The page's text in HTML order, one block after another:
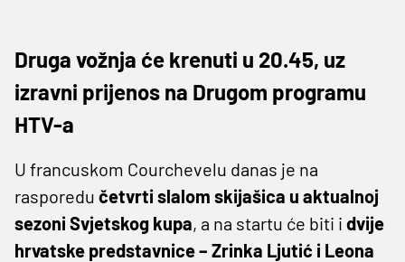
Druga vožnja će krenuti u 20.45, uz
izravni prijenos na Drugom programu
HTV-a
U francuskom Courchevelu danas je na
rasporedu četvrti slalom skijašica u aktualnoj
sezoni Svjetskog kupa, a na startu će biti i dvije
hrvatske predstavnice – Zrinka Ljutić i Leona